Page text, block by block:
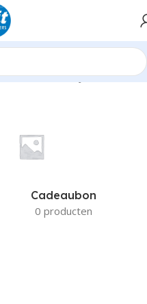
Canon IR1018J
Cadeaubon
0 producten